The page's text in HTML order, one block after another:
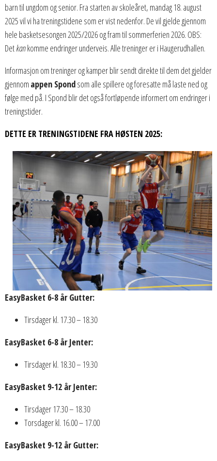
barn til ungdom og senior. Fra starten av skoleåret, mandag 18. august
2025 vil vi ha treningstidene som er vist nedenfor. De vil gjelde gjennom
hele basketsesongen 2025/2026 og fram til sommerferien 2026. OBS:
Detkankomme endringer underveis. Alle treninger er i Haugerudhallen.
Informasjon om treninger og kamper blir sendt direkte til dem det gjelder
gjennom appen Spondsom alle spillere og foresatte må laste ned og
følge med på. I Spond blir det også fortløpende informert om endringer i
treningstider.
DETTE ER TRENINGSTIDENE FRA HØSTEN 2025:
EasyBasket 6-8 år Gutter:
Tirsdager kl. 17.30 – 18.30
EasyBasket 6-8 år Jenter:
Tirsdager kl. 18.30 – 19.30
EasyBasket 9-12 år Jenter:
Tirsdager 17.30 – 18.30
Torsdager kl. 16.00 – 17.00
EasyBasket 9-12 år Gutter: